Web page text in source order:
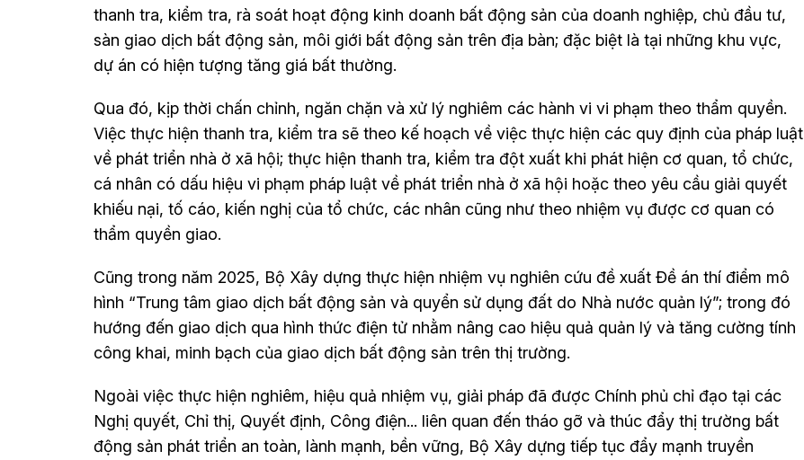
thanh tra, kiểm tra, rà soát hoạt động kinh doanh bất động sản của doanh nghiệp, chủ đầu tư,
sàn giao dịch bất động sản, môi giới bất động sản trên địa bàn; đặc biệt là tại những khu vực,
dự án có hiện tượng tăng giá bất thường.
Qua đó, kịp thời chấn chỉnh, ngăn chặn và xử lý nghiêm các hành vi vi phạm theo thẩm quyền.
Việc thực hiện thanh tra, kiểm tra sẽ theo kế hoạch về việc thực hiện các quy định của pháp luật
về phát triển nhà ở xã hội; thực hiện thanh tra, kiểm tra đột xuất khi phát hiện cơ quan, tổ chức,
cá nhân có dấu hiệu vi phạm pháp luật về phát triển nhà ở xã hội hoặc theo yêu cầu giải quyết
khiếu nại, tố cáo, kiến nghị của tổ chức, các nhân cũng như theo nhiệm vụ được cơ quan có
thẩm quyền giao.
Cũng trong năm 2025, Bộ Xây dựng thực hiện nhiệm vụ nghiên cứu đề xuất Đề án thí điểm mô
hình “Trung tâm giao dịch bất động sản và quyển sử dụng đất do Nhà nước quản lý”; trong đó
hướng đến giao dịch qua hình thức điện tử nhằm nâng cao hiệu quả quản lý và tăng cường tính
công khai, minh bạch của giao dịch bất động sản trên thị trường.
Ngoài việc thực hiện nghiêm, hiệu quả nhiệm vụ, giải pháp đã được Chính phủ chỉ đạo tại các
Nghị quyết, Chỉ thị, Quyết định, Công điện... liên quan đến tháo gỡ và thúc đẩy thị trường bất
động sản phát triển an toàn, lành mạnh, bền vững, Bộ Xây dựng tiếp tục đẩy mạnh truyền